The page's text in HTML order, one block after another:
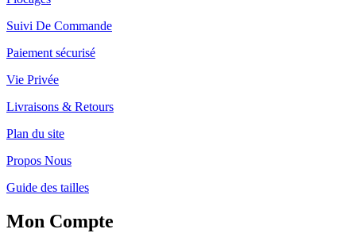
Suivi De Commande
Paiement sécurisé
Vie Privée
Livraisons & Retours
Plan du site
Propos Nous
Guide des tailles
Mon Compte